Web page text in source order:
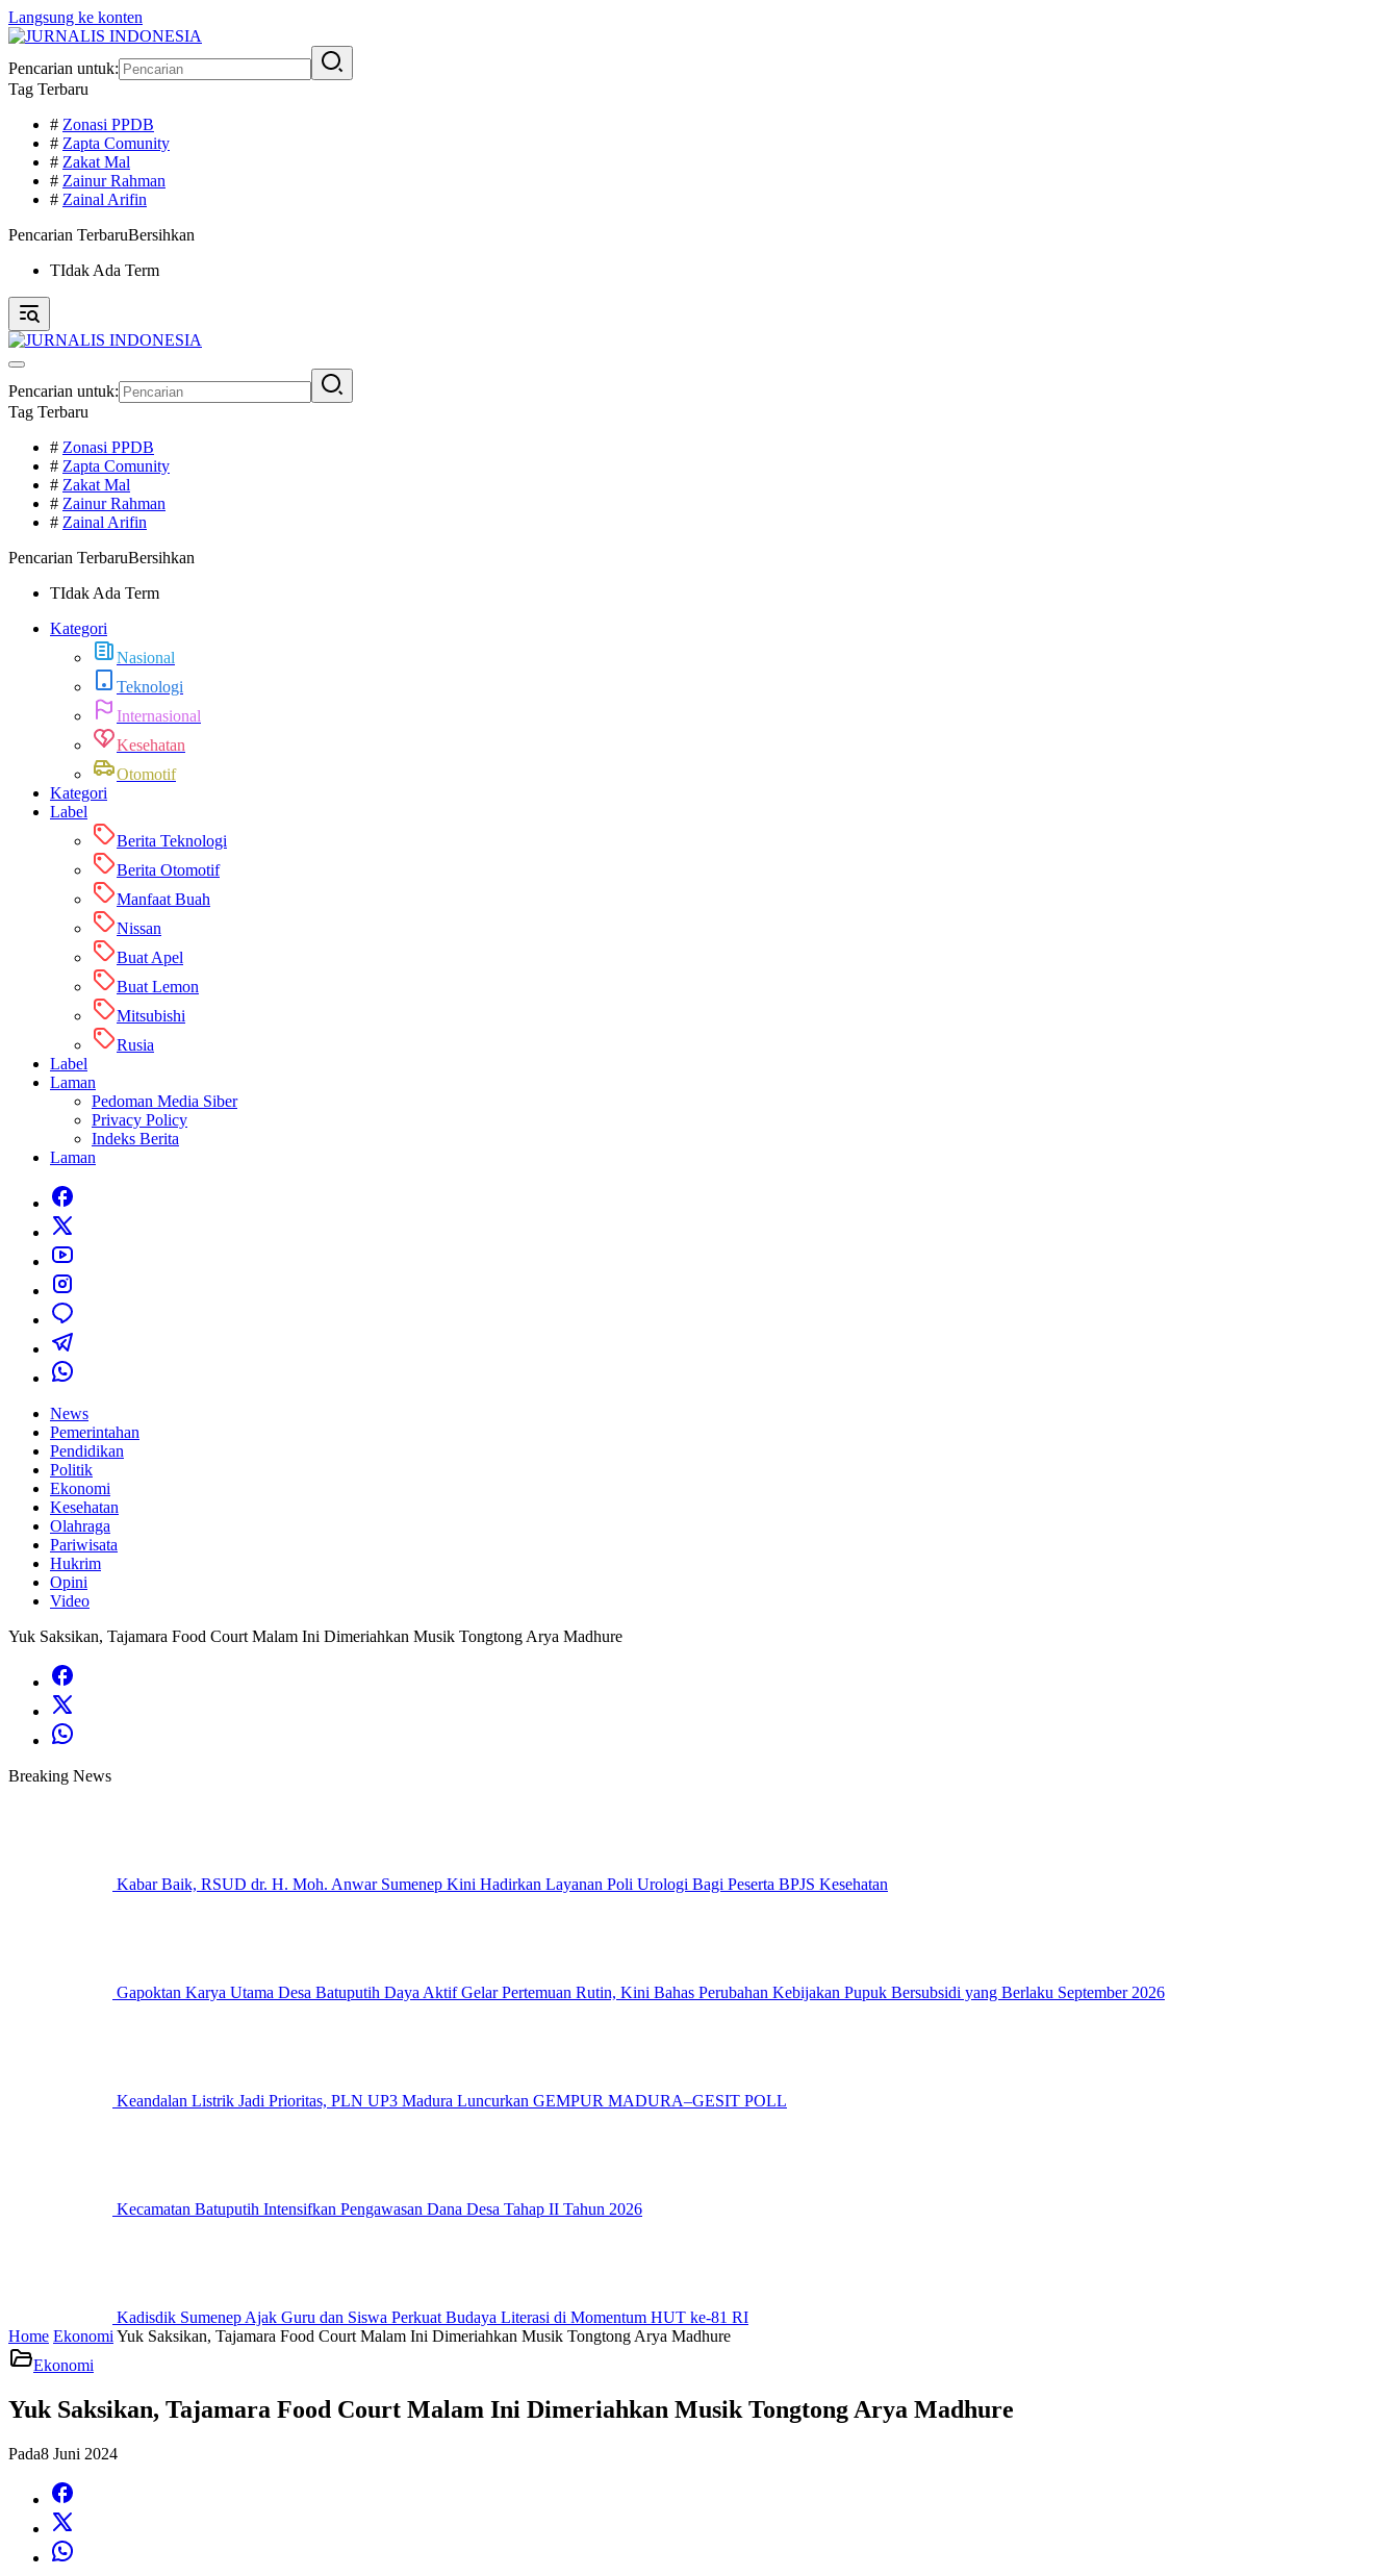
Langsung ke konten
Pencarian untuk:
Tag Terbaru
# Zonasi PPDB
# Zapta Comunity
# Zakat Mal
# Zainur Rahman
# Zainal Arifin
Pencarian TerbaruBersihkan
TIdak Ada Term
Pencarian untuk:
Tag Terbaru
# Zonasi PPDB
# Zapta Comunity
# Zakat Mal
# Zainur Rahman
# Zainal Arifin
Pencarian TerbaruBersihkan
TIdak Ada Term
Kategori
Nasional
Teknologi
Internasional
Kesehatan
Otomotif
Kategori
Label
Berita Teknologi
Berita Otomotif
Manfaat Buah
Nissan
Buat Apel
Buat Lemon
Mitsubishi
Rusia
Label
Laman
Pedoman Media Siber
Privacy Policy
Indeks Berita
Laman
News
Pemerintahan
Pendidikan
Politik
Ekonomi
Kesehatan
Olahraga
Pariwisata
Hukrim
Opini
Video
Yuk Saksikan, Tajamara Food Court Malam Ini Dimeriahkan Musik Tongtong Arya Madhure
Breaking News
Kabar Baik, RSUD dr. H. Moh. Anwar Sumenep Kini Hadirkan Layanan Poli Urologi Bagi Peserta BPJS Kesehatan
Gapoktan Karya Utama Desa Batuputih Daya Aktif Gelar Pertemuan Rutin, Kini Bahas Perubahan Kebijakan Pupuk Bersubsidi yang Berlaku September 2026
Keandalan Listrik Jadi Prioritas, PLN UP3 Madura Luncurkan GEMPUR MADURA–GESIT POLL
Kecamatan Batuputih Intensifkan Pengawasan Dana Desa Tahap II Tahun 2026
Kadisdik Sumenep Ajak Guru dan Siswa Perkuat Budaya Literasi di Momentum HUT ke-81 RI
Home Ekonomi Yuk Saksikan, Tajamara Food Court Malam Ini Dimeriahkan Musik Tongtong Arya Madhure
Ekonomi
Yuk Saksikan, Tajamara Food Court Malam Ini Dimeriahkan Musik Tongtong Arya Madhure
Pada8 Juni 2024